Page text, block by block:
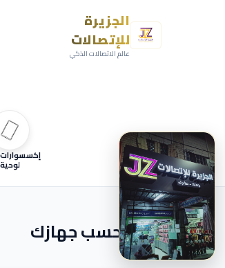
الجزيرة
للإتصالات
عالم الاتصالات الذكي
لوحية
ابحث حسب جهازك